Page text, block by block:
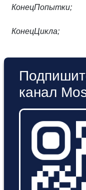
КонецПопытки;
КонецЦикла;
канал